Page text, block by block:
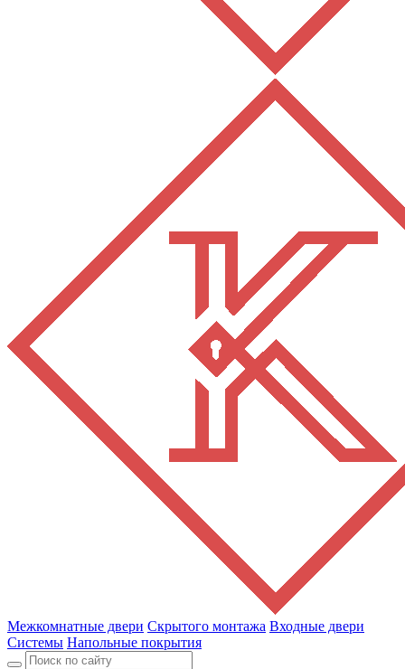
Межкомнатные двери Скрытого монтажа Входные двери
Системы Напольные покрытия